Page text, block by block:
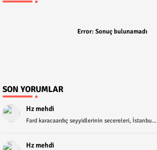
Error: Sonuç bulunamadı
SON YORUMLAR
Hz mehdi
Fard karacaardıç seyyidlerinin secereleri, İstanbu...
Hz mehdi